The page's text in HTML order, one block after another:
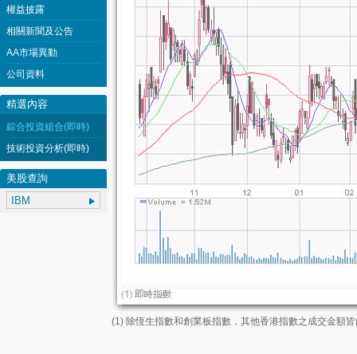
(1) 除恆生指數和創業板指數，其他香港指數之成交金額
權益披露
相關新聞及公告
AA市場異動
公司資料
精選內容
綜合投資組合(即時)
技術投資分析(即時)
美股查詢